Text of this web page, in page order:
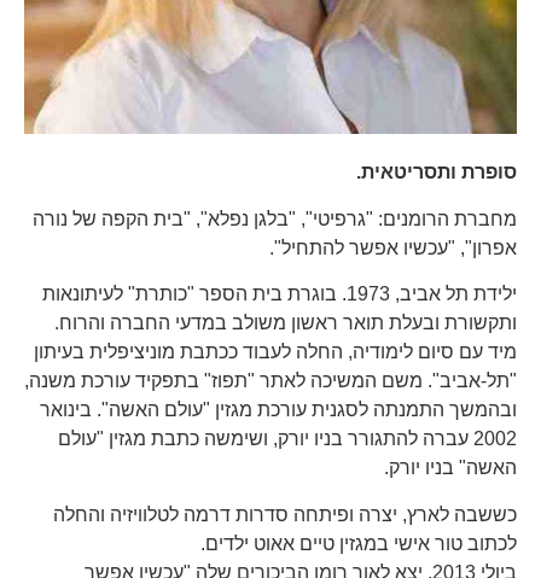
סופרת ותסריטאית.
מחברת הרומנים: "גרפיטי", "בלגן נפלא", "בית הקפה של נורה
אפרון", "עכשיו אפשר להתחיל".
ילידת תל אביב, 1973. בוגרת בית הספר "כותרת" לעיתונאות
ותקשורת ובעלת תואר ראשון משולב במדעי החברה והרוח.
מיד עם סיום לימודיה, החלה לעבוד ככתבת מוניציפלית בעיתון
"תל-אביב". משם המשיכה לאתר "תפוז" בתפקיד עורכת משנה,
ובהמשך התמנתה לסגנית עורכת מגזין "עולם האשה". בינואר
2002 עברה להתגורר בניו יורק, ושימשה כתבת מגזין "עולם
האשה" בניו יורק.
כששבה לארץ, יצרה ופיתחה סדרות דרמה לטלוויזיה והחלה
לכתוב טור אישי במגזין טיים אאוט ילדים.
ביולי 2013, יצא לאור רומן הביכורים שלה "עכשיו אפשר